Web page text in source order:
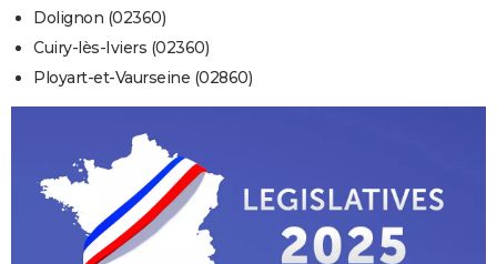
Dolignon (02360)
Cuiry-lès-Iviers (02360)
Ployart-et-Vaurseine (02860)